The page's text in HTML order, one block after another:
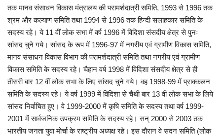
तक मानव संसाधन विकास मंत्रालय की परामर्शदात्री समिति, 1993 से 1996 तक
श्रम और कल्याण समिति तथा 1994 से 1996 तक हिन्दी सलाहकार समिति के
सदस्य रहे। ये 11 वीं लोक सभा में वर्ष 1996 में विदिशा संसदीय क्षेत्र से पुनः
सांसद चुने गये। सांसद के रूप में 1996-97 में नगरीय एवं ग्रामीण विकास समिति,
मानव संसाधन विकास विभाग की परामर्शदात्री समिति तथा नगरीय एवं ग्रामीण
विकास समिति के सदस्य रहे। चैहान वर्ष 1998 में विदिशा संसदीय क्षेत्र से ही
तीसरी बार 12 वीं लोक सभा के लिए सांसद चुने गये। वह 1998-99 में प्राक्कलन
समिति के सदस्य रहे। ये वर्ष 1999 में विदिशा से चैथी बार 13 वीं लोक सभा के लिये
सांसद निर्वाचित हुए। वे 1999-2000 में कृषि समिति के सदस्य तथा वर्ष 1999-
2001 में सार्वजनिक उपक्रम समिति के सदस्य रहे। सन् 2000 से 2003 तक
भारतीय जनता युवा मोर्चा के राष्ट्रीय अध्यक्ष रहे। इस दौरान वे सदन समिति (लोक